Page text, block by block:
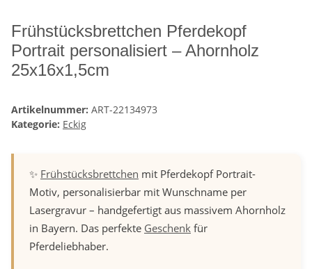
Frühstücksbrettchen Pferdekopf
Portrait personalisiert – Ahornholz
25x16x1,5cm
Artikelnummer: ART-22134973
Kategorie: Eckig
✨ Frühstücksbrettchen mit Pferdekopf Portrait-
Motiv, personalisierbar mit Wunschname per
Lasergravur – handgefertigt aus massivem Ahornholz
in Bayern. Das perfekte Geschenk für
Pferdeliebhaber.